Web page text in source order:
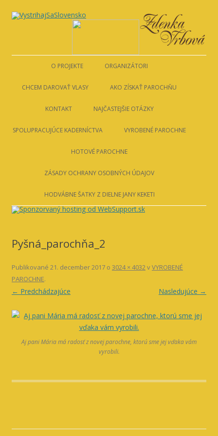
VystrihajSaSlovensko
O PROJEKTE ORGANIZÁTORI
LIGA PROTI RAKOVINE
ZDENKA VRBOVÁ
CHCEM DAROVAŤ VLASY
PODMIENKY DAROVANIA
SOM Z BRATISLAVY
NIE SOM Z BRATISLAVY
AKO ZÍSKAŤ PAROCHŇU
AKO ZÍSKAŤ PAROCHŇU
KONTAKT NAJČASTEJŠIE OTÁZKY
SPOLUPRACUJÚCE KADERNÍCTVA VYROBENÉ PAROCHNE
HOTOVÉ PAROCHNE
ZÁSADY OCHRANY OSOBNÝCH ÚDAJOV
HODVÁBNE ŠATKY Z DIELNE JANY KEKETI
Pyšná_parochňa_2
Publikované 21. december 2017 o 3024 × 4032vVYROBENÉ
PAROCHNE.
← Predchádzajúce Nasledujúce →
Aj pani Mária má radosť z novej parochne, ktorú sme jej vďaka vám
vyrobili.